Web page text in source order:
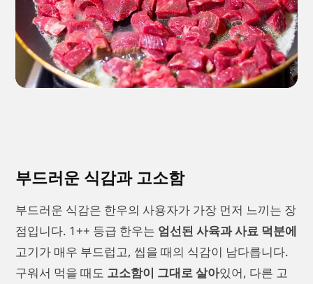
부드러운 식감과 고소함
부드러운 식감은 한우의 사용자가 가장 먼저 느끼는 장
점입니다. 1++ 등급 한우는 엄선된 사육과 사료 덕분에
고기가 매우 부드럽고, 씹을 때의 식감이 남다릅니다.
구워서 먹을 때도 고소함이 그대로 살아있어, 다른 고